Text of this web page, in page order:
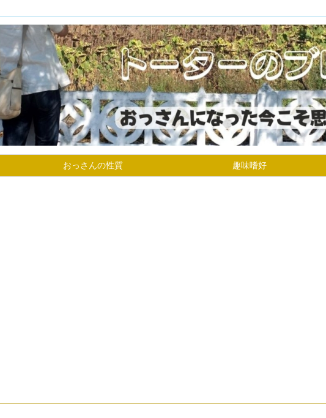
おっさんの性質 趣味嗜好